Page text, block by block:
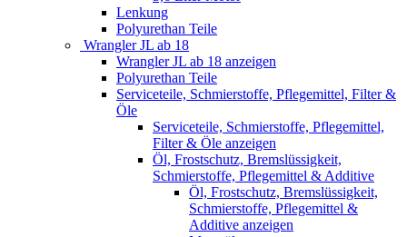
Lenkung
Polyurethan Teile
Wrangler JL ab 18
Wrangler JL ab 18 anzeigen
Polyurethan Teile
Serviceteile, Schmierstoffe, Pflegemittel, Filter &
Öle
Serviceteile, Schmierstoffe, Pflegemittel,
Filter & Öle anzeigen
Öl, Frostschutz, Bremslüssigkeit,
Schmierstoffe, Pflegemittel & Additive
Öl, Frostschutz, Bremslüssigkeit,
Schmierstoffe, Pflegemittel &
Additive anzeigen